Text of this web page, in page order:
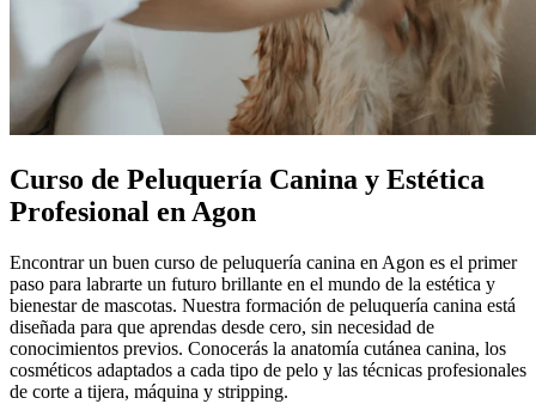
Curso de Peluquería Canina y Estética
Profesional en Agon
Encontrar un buen curso de peluquería canina en Agon es el primer
paso para labrarte un futuro brillante en el mundo de la estética y
bienestar de mascotas. Nuestra formación de peluquería canina está
diseñada para que aprendas desde cero, sin necesidad de
conocimientos previos. Conocerás la anatomía cutánea canina, los
cosméticos adaptados a cada tipo de pelo y las técnicas profesionales
de corte a tijera, máquina y stripping.